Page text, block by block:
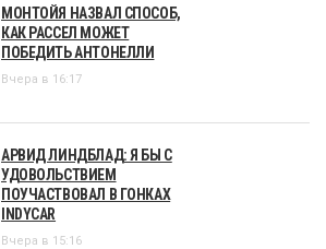
МОНТОЙЯ НАЗВАЛ СПОСОБ,
КАК РАССЕЛ МОЖЕТ
ПОБЕДИТЬ АНТОНЕЛЛИ
Вчера в 16:17
АРВИД ЛИНДБЛАД: Я БЫ С
УДОВОЛЬСТВИЕМ
ПОУЧАСТВОВАЛ В ГОНКАХ
INDYCAR
Вчера в 15:16